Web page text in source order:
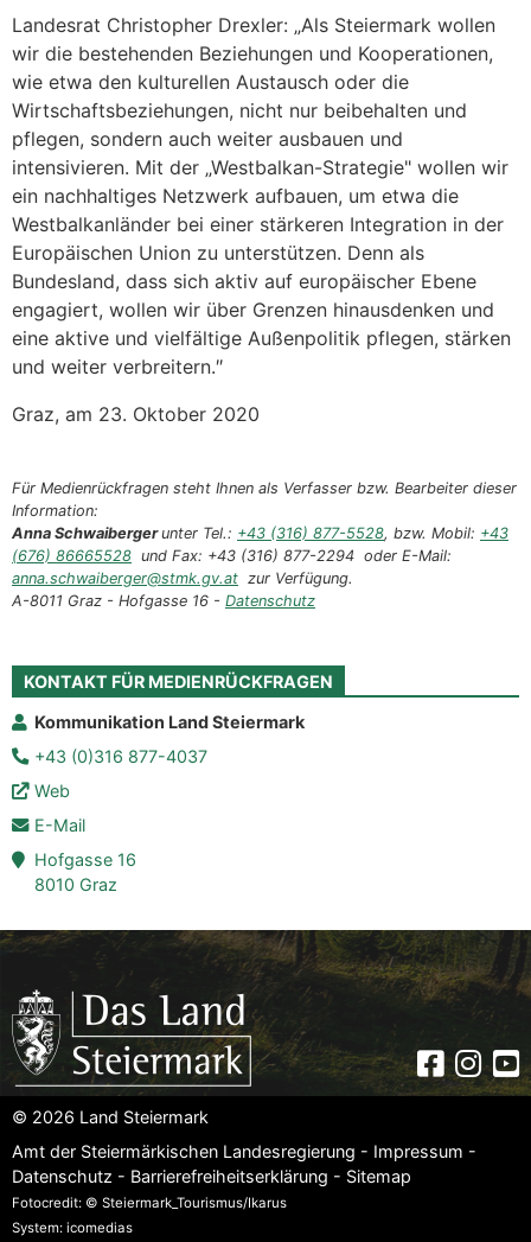
Landesrat Christopher Drexler: „Als Steiermark wollen
wir die bestehenden Beziehungen und Kooperationen,
wie etwa den kulturellen Austausch oder die
Wirtschaftsbeziehungen, nicht nur beibehalten und
pflegen, sondern auch weiter ausbauen und
intensivieren. Mit der „Westbalkan-Strategie" wollen wir
ein nachhaltiges Netzwerk aufbauen, um etwa die
Westbalkanländer bei einer stärkeren Integration in der
Europäischen Union zu unterstützen. Denn als
Bundesland, dass sich aktiv auf europäischer Ebene
engagiert, wollen wir über Grenzen hinausdenken und
eine aktive und vielfältige Außenpolitik pflegen, stärken
und weiter verbreitern.″
Graz, am 23. Oktober 2020
Für Medienrückfragen steht Ihnen als Verfasser bzw. Bearbeiter dieser
Information:
Anna Schwaibergerunter Tel.: +43 (316) 877-5528, bzw. Mobil: +43
(676) 86665528 und Fax: +43 (316) 877-2294 oder E-Mail:
anna.schwaiberger@stmk.gv.at zur Verfügung.
A-8011 Graz - Hofgasse 16 - Datenschutz
KONTAKT FÜR MEDIENRÜCKFRAGEN
Kommunikation Land Steiermark
+43 (0)316 877-4037
Web
E-Mail
Hofgasse 16
8010 Graz
© 2026 Land Steiermark
Amt der Steiermärkischen Landesregierung - Impressum -
Datenschutz - Barrierefreiheitserklärung - Sitemap
Fotocredit: © Steiermark_Tourismus/Ikarus
System: icomedias